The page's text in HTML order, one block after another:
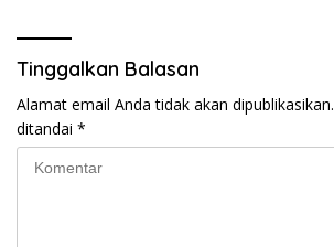
Tinggalkan Balasan
Alamat email Anda tidak akan dipublikasikan.
ditandai *